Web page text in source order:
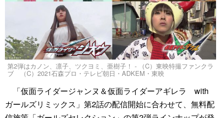
第2弾はカノン、凛子、ツクヨミ、亜樹子！ - （C）東映特撮ファンクラ
ブ （C）2021石森プロ・テレビ朝日・ADKEM・東映
「仮面ライダージャンヌ＆仮面ライダーアギレラ with
ガールズリミックス」第2話の配信開始に合わせて、無料配